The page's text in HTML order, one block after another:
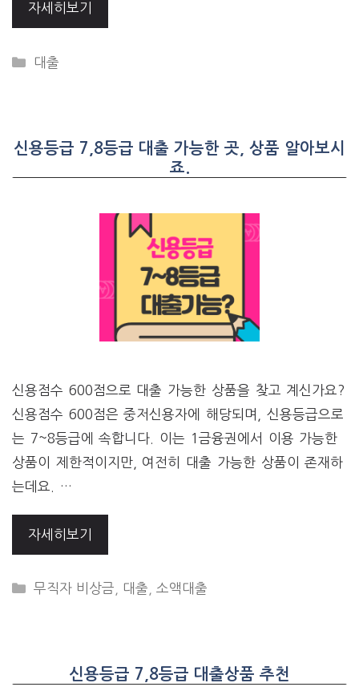
자세히보기
CATEGORIES
대출
신용등급 7,8등급 대출 가능한 곳, 상품 알아보시
죠.
신용점수 600점으로 대출 가능한 상품을 찾고 계신가요?
신용점수 600점은 중저신용자에 해당되며, 신용등급으로
는 7~8등급에 속합니다. 이는 1금융권에서 이용 가능한
상품이 제한적이지만, 여전히 대출 가능한 상품이 존재하
는데요. …
자세히보기
CATEGORIES
무직자 비상금 대출 소액대출
신용등급 7,8등급 대출상품 추천